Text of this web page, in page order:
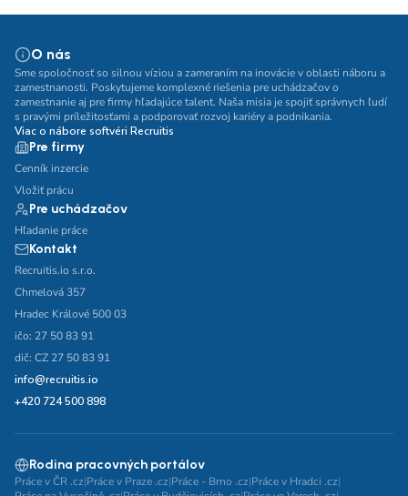
O nás
Sme spoločnosť so silnou víziou a zameraním na inovácie v oblasti náboru a
zamestnanosti. Poskytujeme komplexné riešenia pre uchádzačov o
zamestnanie aj pre firmy hľadajúce talent. Naša misia je spojiť správnych ľudí
s pravými príležitosťami a podporovať rozvoj kariéry a podnikania.
Viac o nábore softvéri Recruitis
Pre firmy
Cenník inzercie
Vložiť prácu
Pre uchádzačov
Hľadanie práce
Kontakt
Recruitis.io s.r.o.
Chmelová 357
Hradec Králové 500 03
ičo: 27 50 83 91
dič: CZ 27 50 83 91
info@recruitis.io
+420 724 500 898
Rodina pracovných portálov
Práce v ČR .cz|Práce v Praze .cz|Práce - Brno .cz|Práce v Hradci .cz|